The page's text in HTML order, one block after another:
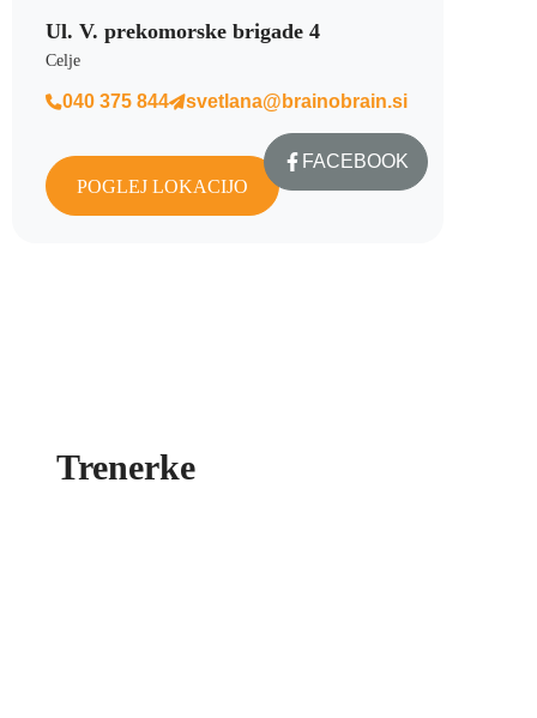
Ul. V. prekomorske brigade 4
Celje
040 375 844 svetlana@brainobrain.si
POGLEJ LOKACIJO
FACEBOOK
Trenerke